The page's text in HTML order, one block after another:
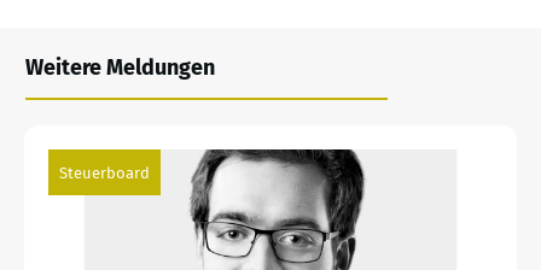
Weitere Meldungen
Steuerboard